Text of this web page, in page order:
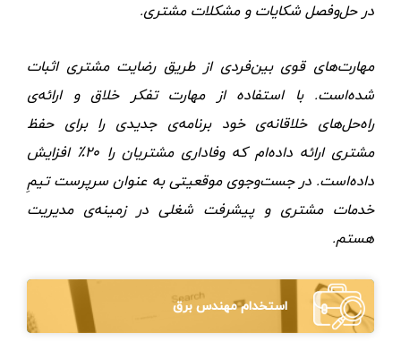
در حل‌و‌فصل شکایات و مشکلات مشتری.
مهارت‌های قوی بین‌فردی از طریق رضایت مشتری اثبات
شده‌است. با استفاده از مهارت تفکر خلاق و ارائه‌ی
راه‌حل‌های خلاقانه‌ی خود برنامه‌ی جدیدی را برای حفظ
مشتری ارائه داده‌ام که وفاداری مشتریان را ۲۰٪ افزایش
داده‌است. در جست‌وجوی موقعیتی به عنوان سرپرست تیمِ
خدمات مشتری و پیشرفت شغلی در زمینه‌ی مدیریت
هستم.
استخدام مهندس برق